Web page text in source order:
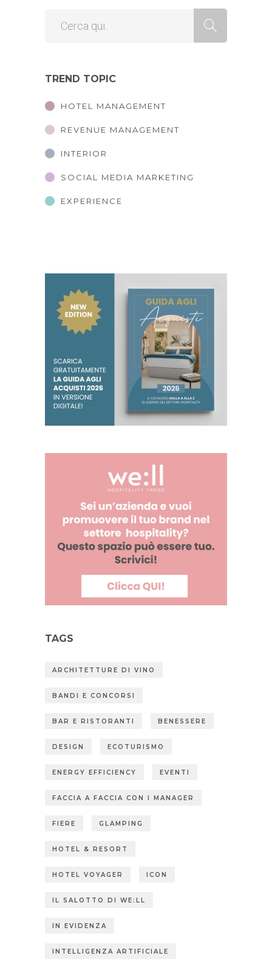
TREND TOPIC
HOTEL MANAGEMENT
REVENUE MANAGEMENT
INTERIOR
SOCIAL MEDIA MARKETING
EXPERIENCE
TAGS
ARCHITETTURE DI VINO
BANDI E CONCORSI
BAR E RISTORANTI BENESSERE
DESIGN ECOTURISMO
ENERGY EFFICIENCY EVENTI
FACCIA A FACCIA CON I MANAGER
FIERE GLAMPING
HOTEL & RESORT
HOTEL VOYAGER ICON
IL SALOTTO DI WE:LL
IN EVIDENZA
INTELLIGENZA ARTIFICIALE